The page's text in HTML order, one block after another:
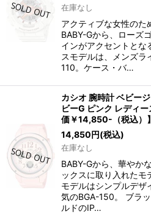
在庫なし
アクティブな女性のた
BABY-Gから、ローズ
インがアクセントとな
スモデルは、メンズ
110。ケース・バ…
カシオ 腕時計 ベビー
ビーG ピンク レディ
価￥14,850-（税込）】
14,850円(税込)
在庫なし
BABY-Gから、華やか
ックスに取り入れたモ
モデルはシンプルデザ
気のBGA-150。 ブラ
ルドのIP…